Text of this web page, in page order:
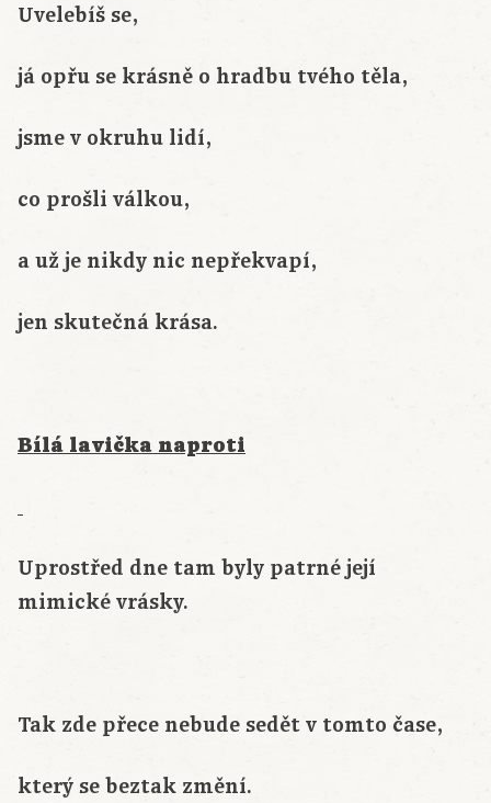
Uvelebíš se,
já opřu se krásně o hradbu tvého těla,
jsme v okruhu lidí,
co prošli válkou,
a už je nikdy nic nepřekvapí,
jen skutečná krása.
Bílá lavička naproti
Uprostřed dne tam byly patrné její
mimické vrásky.
Tak zde přece nebude sedět v tomto čase,
který se beztak změní.